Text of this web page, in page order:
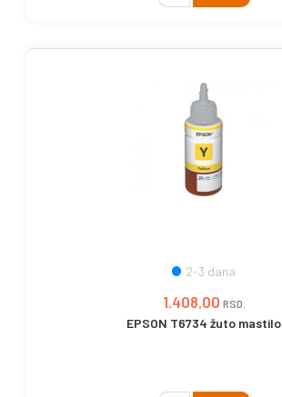
2-3 dana
1.408,00 RSD.
EPSON T6734 žuto mastilo